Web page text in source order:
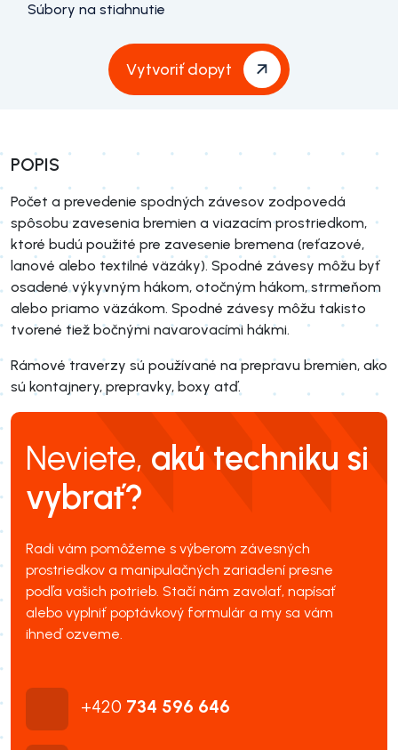
Súbory na stiahnutie
Vytvoriť dopyt
POPIS
Počet a prevedenie spodných závesov zodpovedá
spôsobu zavesenia bremien a viazacím prostriedkom,
ktoré budú použité pre zavesenie bremena (reťazové,
lanové alebo textilné väzáky). Spodné závesy môžu byť
osadené výkyvným hákom, otočným hákom, strmeňom
alebo priamo väzákom. Spodné závesy môžu takisto
tvorené tiež bočnými navarovacími hákmi.
Rámové traverzy sú používané na prepravu bremien, ako
sú kontajnery, prepravky, boxy atď.
Neviete, akú techniku si
vybrať?
Radi vám pomôžeme s výberom závesných
prostriedkov a manipulačných zariadení presne
podľa vašich potrieb. Stačí nám zavolať, napísať
alebo vyplniť poptávkový formulár a my sa vám
ihneď ozveme.
+420 734 596 646